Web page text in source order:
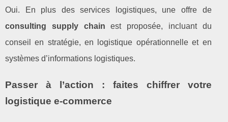
Oui. En plus des services logistiques, une offre de
consulting supply chain est proposée, incluant du
conseil en stratégie, en logistique opérationnelle et en
systèmes d’informations logistiques.
Passer à l’action : faites chiffrer votre
logistique e‑commerce